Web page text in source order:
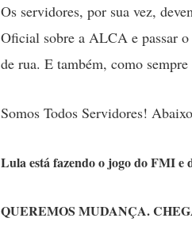
Os servidores, por sua vez,
Oficial sobre a ALCA e passar o
de rua. E também, como
Somos Todos Servidores!
Lula está fazendo o jogo do FMI e
QUEREMOS MUDANÇA.